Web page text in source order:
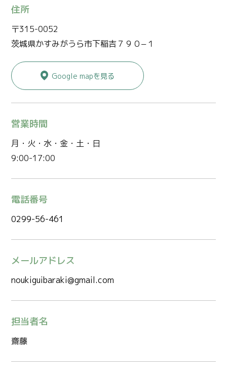
住所
〒315-0052
茨城県かすみがうら市下稲吉７９０−１
Google mapを見る
営業時間
月・火・水・金・土・日
9:00-17:00
電話番号
0299-56-461
メールアドレス
noukiguibaraki@gmail.com
担当者名
齋藤